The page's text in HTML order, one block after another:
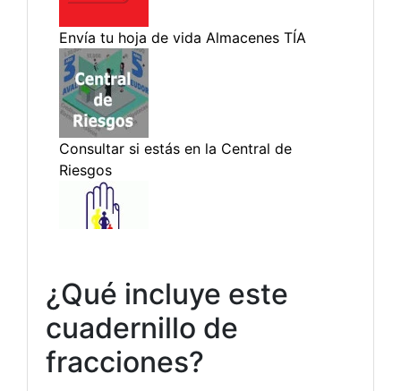
¿Qué incluye este
cuadernillo de
fracciones?